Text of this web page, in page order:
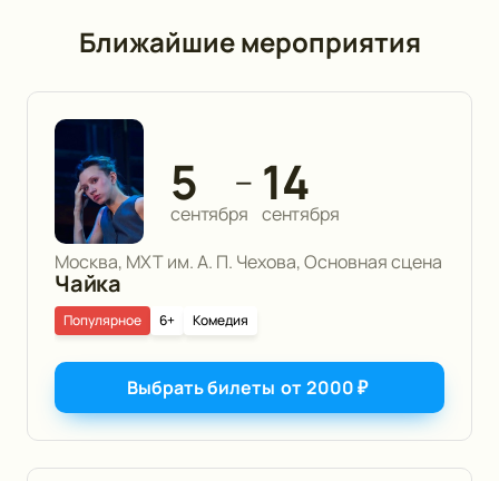
Ближайшие мероприятия
5
сентября
— 14
сентября
Москва, МХТ им. А. П. Чехова, Основная сцена
Чайка
6+ Комедия
Популярное
Выбрать билеты от2000₽